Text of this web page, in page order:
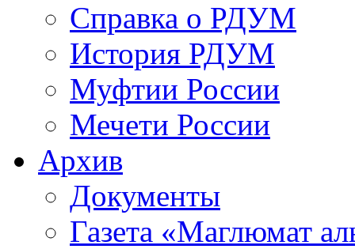
Справка о РДУМ
История РДУМ
Муфтии России
Мечети России
Архив
Документы
Газета «Маглюмат